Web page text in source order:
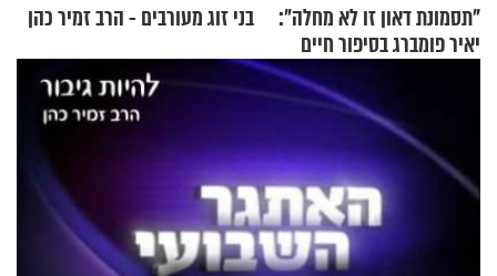
"תסמונת דאון זו לא מחלה":
יאיר פומברג בסיפור חיים
בני זוג מעורבים - הרב זמיר כהן